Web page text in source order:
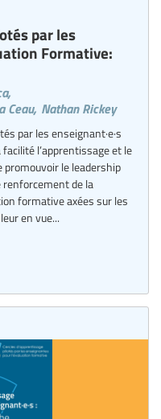
par les
Formative:
Ceau, Nathan Rickey
par les enseignant·e·s
l’apprentissage et le
le leadership
renforcement de la
formative axées sur les
en vue...